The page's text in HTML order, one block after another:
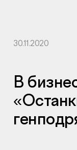
30.11.2020
В